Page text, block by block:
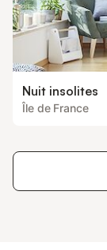
Nuit insolites
Île de France